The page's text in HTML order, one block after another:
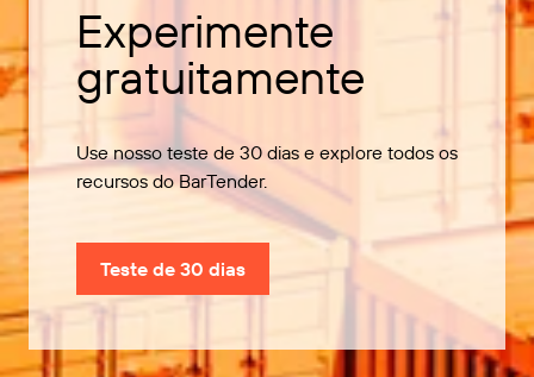
Experimente
gratuitamente
Use nosso teste de 30 dias e explore todos os
recursos do BarTender.
Teste de 30 dias